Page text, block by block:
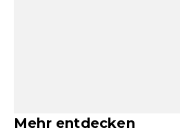
Mehr entdecken